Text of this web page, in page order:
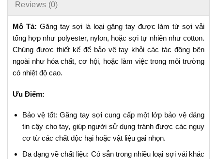
Reviews (0)
Mô Tả: Găng tay sợi là loại găng tay được làm từ sợi vải
tổng hợp như polyester, nylon, hoặc sợi tự nhiên như cotton.
Chúng được thiết kế để bảo vệ tay khỏi các tác động bên
ngoài như hóa chất, cơ hội, hoặc làm việc trong môi trường
có nhiệt độ cao.
Ưu Điểm:
Bảo vệ tốt: Găng tay sợi cung cấp một lớp bảo vệ đáng
tin cậy cho tay, giúp người sử dụng tránh được các nguy
cơ từ các chất độc hại hoặc vật liệu gai nhọn.
Đa dạng về chất liệu: Có sẵn trong nhiều loại sợi vải khác